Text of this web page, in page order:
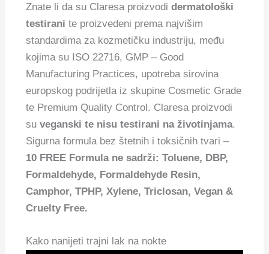
Znate li da su Claresa proizvodidermatološki
testirani te proizvedeni prema najvišim
standardima za kozmetičku industriju, među
kojima su ISO 22716, GMP – Good
Manufacturing Practices, upotreba sirovina
europskog podrijetla iz skupine Cosmetic Grade
te Premium Quality Control. Claresa proizvodi
suveganski te nisu testirani na životinjama.
Sigurna formula bez štetnih i toksičnih tvari –
10 FREE Formula ne sadrži: Toluene, DBP,
Formaldehyde, Formaldehyde Resin,
Camphor, TPHP, Xylene, Triclosan, Vegan &
Cruelty Free.
Kako nanijeti trajni lak na nokte